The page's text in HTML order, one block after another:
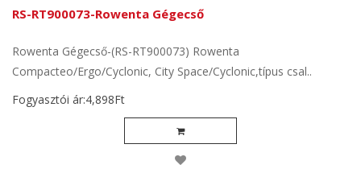
RS-RT900073-Rowenta Gégecső
Rowenta Gégecső-(RS-RT900073) Rowenta
Compacteo/Ergo/Cyclonic, City Space/Cyclonic,típus csal..
Fogyasztói ár:4,898Ft